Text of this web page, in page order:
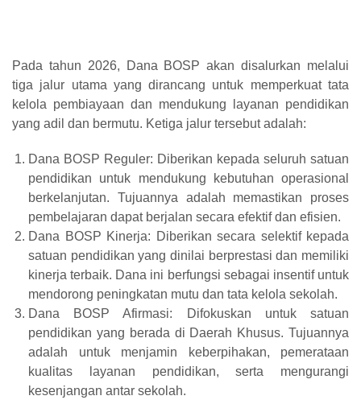
Pada tahun 2026, Dana BOSP akan disalurkan melalui
tiga jalur utama yang dirancang untuk memperkuat tata
kelola pembiayaan dan mendukung layanan pendidikan
yang adil dan bermutu. Ketiga jalur tersebut adalah:
Dana BOSP Reguler: Diberikan kepada seluruh satuan
pendidikan untuk mendukung kebutuhan operasional
berkelanjutan. Tujuannya adalah memastikan proses
pembelajaran dapat berjalan secara efektif dan efisien.
Dana BOSP Kinerja: Diberikan secara selektif kepada
satuan pendidikan yang dinilai berprestasi dan memiliki
kinerja terbaik. Dana ini berfungsi sebagai insentif untuk
mendorong peningkatan mutu dan tata kelola sekolah.
Dana BOSP Afirmasi: Difokuskan untuk satuan
pendidikan yang berada di Daerah Khusus. Tujuannya
adalah untuk menjamin keberpihakan, pemerataan
kualitas layanan pendidikan, serta mengurangi
kesenjangan antar sekolah.